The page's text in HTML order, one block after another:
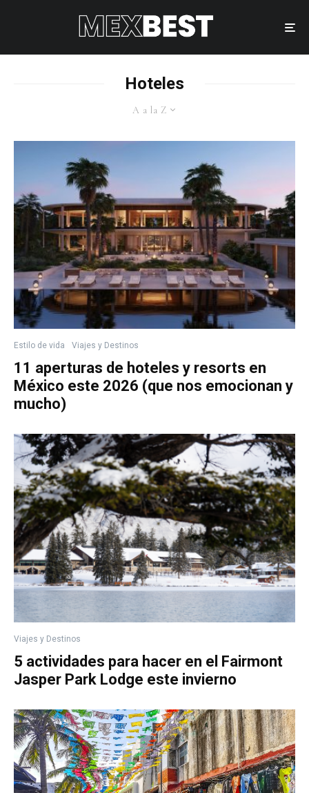
Hoteles
A a la Z
Estilo de vida Viajes y Destinos
11 aperturas de hoteles y resorts en
México este 2026 (que nos emocionan y
mucho)
Viajes y Destinos
5 actividades para hacer en el Fairmont
Jasper Park Lodge este invierno